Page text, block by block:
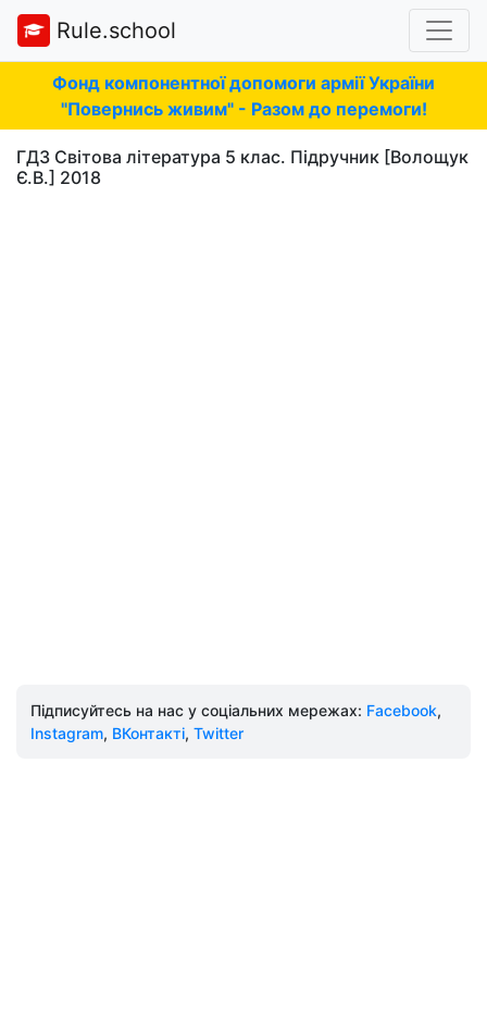
Rule.school
Фонд компонентної допомоги армії України
"Повернись живим" - Разом до перемоги!
ГДЗ Світова література 5 клас. Підручник [Волощук
Є.В.] 2018
Підписуйтесь на нас у соціальних мережах: Facebook,
Instagram, ВКонтакті, Twitter